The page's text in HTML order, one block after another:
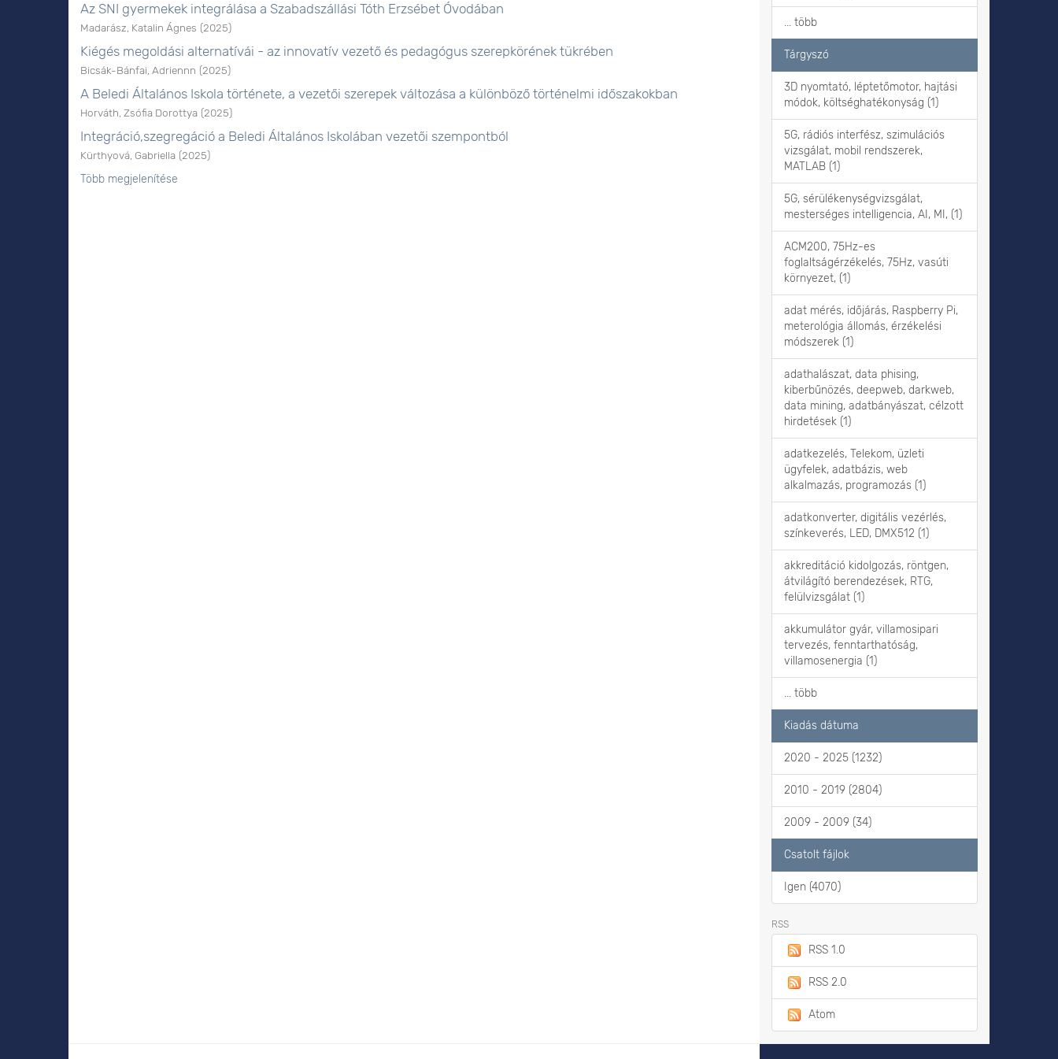
Az SNI gyermekek integrálása a Szabadszállási Tóth Erzsébet Óvodában
Madarász, Katalin Ágnes (2025)
Kiégés megoldási alternatívái - az innovatív vezető és pedagógus szerepkörének tükrében
Bicsák-Bánfai, Adriennn (2025)
A Beledi Általános Iskola története, a vezetői szerepek változása a különböző történelmi időszakokban
Horváth, Zsófia Dorottya (2025)
Integráció,szegregáció a Beledi Általános Iskolában vezetői szempontból
Kürthyová, Gabriella (2025)
Több megjelenítése
... több
Tárgyszó
3D nyomtató, léptetőmotor, hajtási
módok, költséghatékonyság (1)
5G, rádiós interfész, szimulációs
vizsgálat, mobil rendszerek,
MATLAB (1)
5G, sérülékenységvizsgálat,
mesterséges intelligencia, AI, MI, (1)
ACM200, 75Hz-es
foglaltságérzékelés, 75Hz, vasúti
környezet, (1)
adat mérés, időjárás, Raspberry Pi,
meterológia állomás, érzékelési
módszerek (1)
adathalászat, data phising,
kiberbűnözés, deepweb, darkweb,
data mining, adatbányászat, célzott
hirdetések (1)
adatkezelés, Telekom, üzleti
ügyfelek, adatbázis, web
alkalmazás, programozás (1)
adatkonverter, digitális vezérlés,
színkeverés, LED, DMX512 (1)
akkreditáció kidolgozás, röntgen,
átvilágító berendezések, RTG,
felülvizsgálat (1)
akkumulátor gyár, villamosipari
tervezés, fenntarthatóság,
villamosenergia (1)
... több
Kiadás dátuma
2020 - 2025 (1232)
2010 - 2019 (2804)
2009 - 2009 (34)
Csatolt fájlok
Igen (4070)
RSS
RSS 1.0
RSS 2.0
Atom